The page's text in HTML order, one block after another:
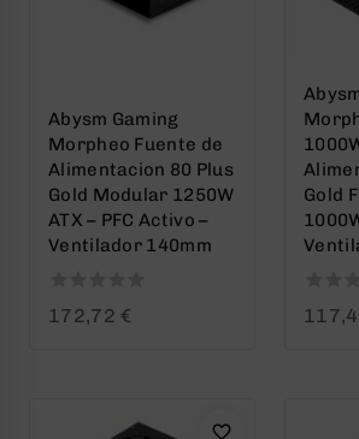
Abysm Gaming
Morpheo Fuente de
Alimentacion 80 Plus
Gold Modular 1250W
ATX – PFC Activo –
Ventilador 140mm
0172,72 €
Gold
0